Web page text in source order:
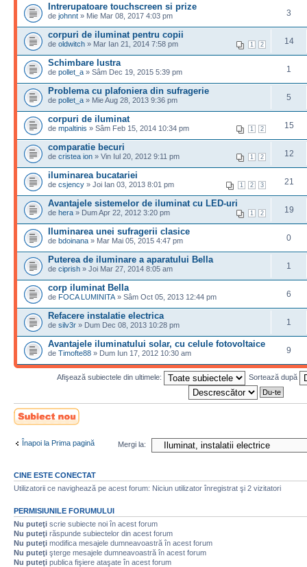
Intrerupatoare touchscreen si prize
de johnnt » Mie Mar 08, 2017 4:03 pm 3
corpuri de iluminat pentru copii
1 2
de oldwitch » Mar Ian 21, 2014 7:58 pm 14
Schimbare lustra
de pollet_a » Sâm Dec 19, 2015 5:39 pm 1
Problema cu plafoniera din sufragerie
de pollet_a » Mie Aug 28, 2013 9:36 pm 5
corpuri de iluminat
1 2
de mpaltinis » Sâm Feb 15, 2014 10:34 pm 15
comparatie becuri
1 2
de cristea ion » Vin Iul 20, 2012 9:11 pm 12
iluminarea bucatariei
1 2 3
de csjency » Joi Ian 03, 2013 8:01 pm 21
Avantajele sistemelor de iluminat cu LED-uri
1 2
de hera » Dum Apr 22, 2012 3:20 pm 19
Iluminarea unei sufragerii clasice
de bdoinana » Mar Mai 05, 2015 4:47 pm 0
Puterea de iluminare a aparatului Bella
de ciprish » Joi Mar 27, 2014 8:05 am 1
corp iluminat Bella
de FOCA LUMINITA » Sâm Oct 05, 2013 12:44 pm 6
Refacere instalatie electrica
de silv3r » Dum Dec 08, 2013 10:28 pm 1
Avantajele iluminatului solar, cu celule fotovoltaice
de Timofte88 » Dum Iun 17, 2012 10:30 am 9
Afişează subiectele din ultimele: Sortează după
Scrie un subiect
nou
Înapoi la Prima pagină Mergi la:
CINE ESTE CONECTAT
Utilizatorii ce navighează pe acest forum: Niciun utilizator înregistrat şi 2 vizitatori
PERMISIUNILE FORUMULUI
Nu puteţi scrie subiecte noi în acest forum
Nu puteţi răspunde subiectelor din acest forum
Nu puteţi modifica mesajele dumneavoastră în acest forum
Nu puteţi şterge mesajele dumneavoastră în acest forum
Nu puteţi publica fişiere ataşate în acest forum